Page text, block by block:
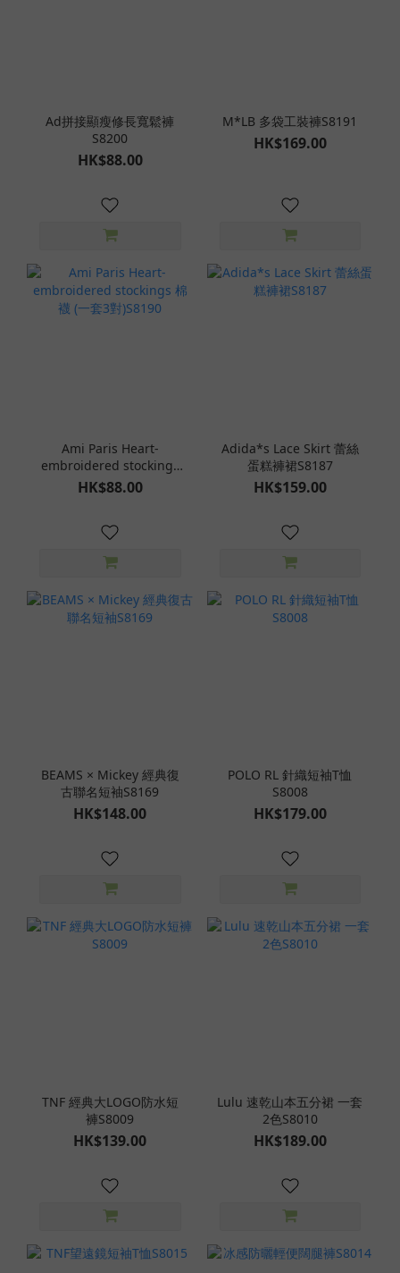
Ad拼接顯瘦修長寬鬆褲
S8200
HK$88.00
M*LB 多袋工裝褲S8191
HK$169.00
Ami Paris Heart-
embroidered stockings
棉襪 (一套3對)S8190
HK$88.00
Adida*s Lace Skirt 蕾絲
蛋糕褲裙S8187
HK$159.00
BEAMS × Mickey 經典復
古聯名短袖S8169
HK$148.00
POLO RL 針織短袖T恤
S8008
HK$179.00
TNF 經典大LOGO防水短
褲S8009
HK$139.00
Lulu 速乾山本五分裙 一套
2色S8010
HK$189.00